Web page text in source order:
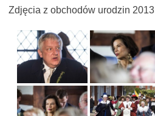
Zdjęcia z obchodów urodzin 2013